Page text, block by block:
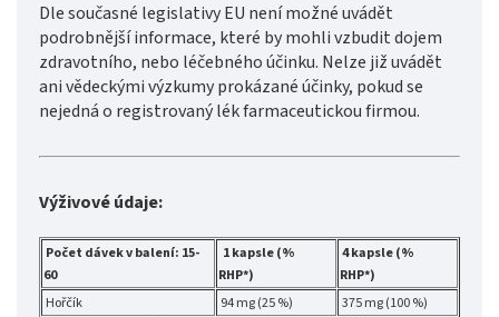
Dle současné legislativy EU není možné uvádět
podrobnější informace, které by mohli vzbudit dojem
zdravotního, nebo léčebného účinku. Nelze již uvádět
ani vědeckými výzkumy prokázané účinky, pokud se
nejedná o registrovaný lék farmaceutickou firmou.
Výživové údaje:
Počet dávek v balení: 15-
60
1 kapsle (%
RHP*)
4 kapsle (%
RHP*)
Hořčík
94 mg (25 %) 375 mg (100 %)